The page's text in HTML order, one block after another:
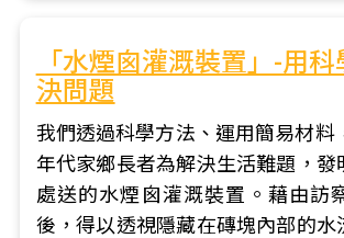
「水煙囪灌溉裝置」-用
決問題
我們透過科學方法、運用簡易材料
年代家鄉長者為解決生活難題，發
處送的水煙囪灌溉裝置。藉由訪
後，得以透視隱藏在磚塊內部的水